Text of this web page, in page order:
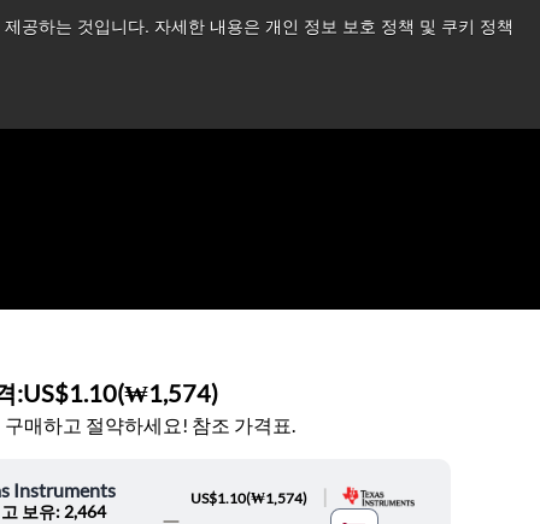
공하는 것입니다. 자세한 내용은 개인 정보 보호 정책 및 쿠키 정책
니다. 더 읽어보기 →
:US$1.10(₩1,574)
구매하고 절약하세요! 참조 가격표.
Instruments
보유: 2,464
US$1.10(₩1,574)